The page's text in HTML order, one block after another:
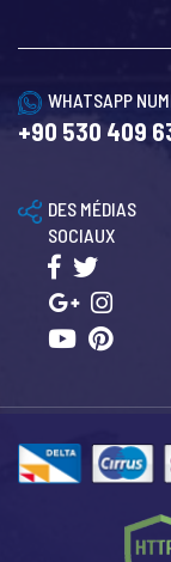
WHATSAPP
+90 530 409
DES MÉDIAS
SOCIAUX